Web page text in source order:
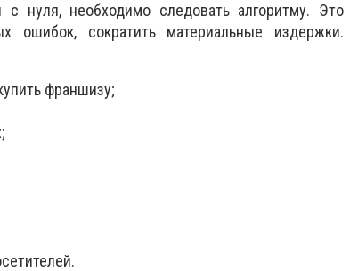
нуля, необходимо следовать алгоритму. Это
ошибок, сократить материальные издержки.
франшизу;